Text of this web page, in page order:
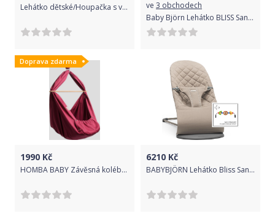
Lehátko dětské/Houpačka s vibrací a hudbou - LITTLE DREAMER šedé - EuroBaby ve 3 obchodech
Baby Björn Lehátko BLISS Sand grey Cotton
Doprava zdarma
1990 Kč
HOMBA BABY Závěsná kolébka bordová
6210 Kč
BABYBJÖRN Lehátko Bliss Sand Grey cotton s hračkou